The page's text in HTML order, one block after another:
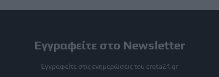
Εγγραφείτε στο Newsletter
Εγγραφείτε στις ενημερώσεις του creta24.gr